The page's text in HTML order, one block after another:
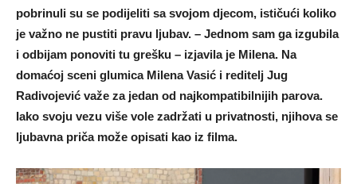
pobrinuli su se podijeliti sa svojom djecom, ističući koliko
je važno ne pustiti pravu ljubav. – Jednom sam ga izgubila
i odbijam ponoviti tu grešku – izjavila je Milena. Na
domaćoj sceni glumica Milena Vasić i reditelj Jug
Radivojević važe za jedan od najkompatibilnijih parova.
Iako svoju vezu više vole zadržati u privatnosti, njihova se
ljubavna priča može opisati kao iz filma.